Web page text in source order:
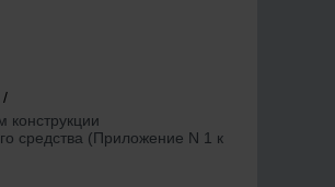
/
средства (Приложение N 1 к